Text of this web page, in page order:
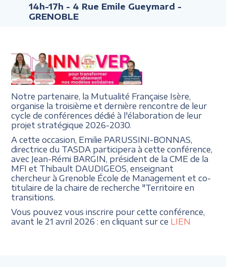
14h-17h - 4 Rue Emile Gueymard -
GRENOBLE
Notre partenaire, la Mutualité Française Isère,
organise la troisième et dernière rencontre de leur
cycle de conférences dédié à l'élaboration de leur
projet stratégique 2026-2030.
A cette occasion, Emilie PARUSSINI-BONNAS,
directrice du TASDA participera à cette conférence,
avec Jean-Rémi BARGIN, président de la CME de la
MFI et Thibault DAUDIGEOS, enseignant
chercheur à Grenoble École de Management et co-
titulaire de la chaire de recherche "Territoire en
transitions.
Vous pouvez vous inscrire pour cette conférence,
avant le 21 avril 2026 : en cliquant sur ce LIEN